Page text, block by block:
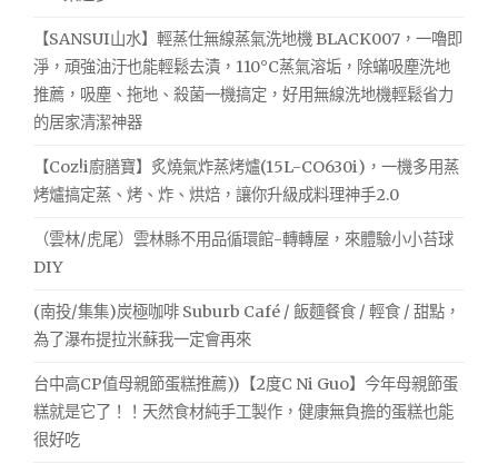
街
旁
邊
，
天
翻
老，
悠
房
務
【SANSUI山水】輕蒸仕無線蒸氣洗地機 BLACK007，一嚕即
淨，頑強油汙也能輕鬆去漬，110°C蒸氣溶垢，除蟎吸塵洗地
推薦，吸塵、拖地、殺菌一機搞定，好用無線洗地機輕鬆省力
的居家清潔神器
【Coz!i廚膳寶】炙燒氣炸蒸烤爐(15L-CO630i)，一機多用蒸
烤爐搞定蒸、烤、炸、烘焙，讓你升級成料理神手2.0
（雲林/虎尾）雲林縣不用品循環館-轉轉屋，來體驗小小苔球
DIY
(南投/集集)炭極咖啡 Suburb Café / 飯麵餐食 / 輕食 / 甜點，
為了瀑布提拉米蘇我一定會再來
台中高CP值母親節蛋糕推薦))【2度C Ni Guo】今年母親節蛋
糕就是它了！！天然食材純手工製作，健康無負擔的蛋糕也能
很好吃